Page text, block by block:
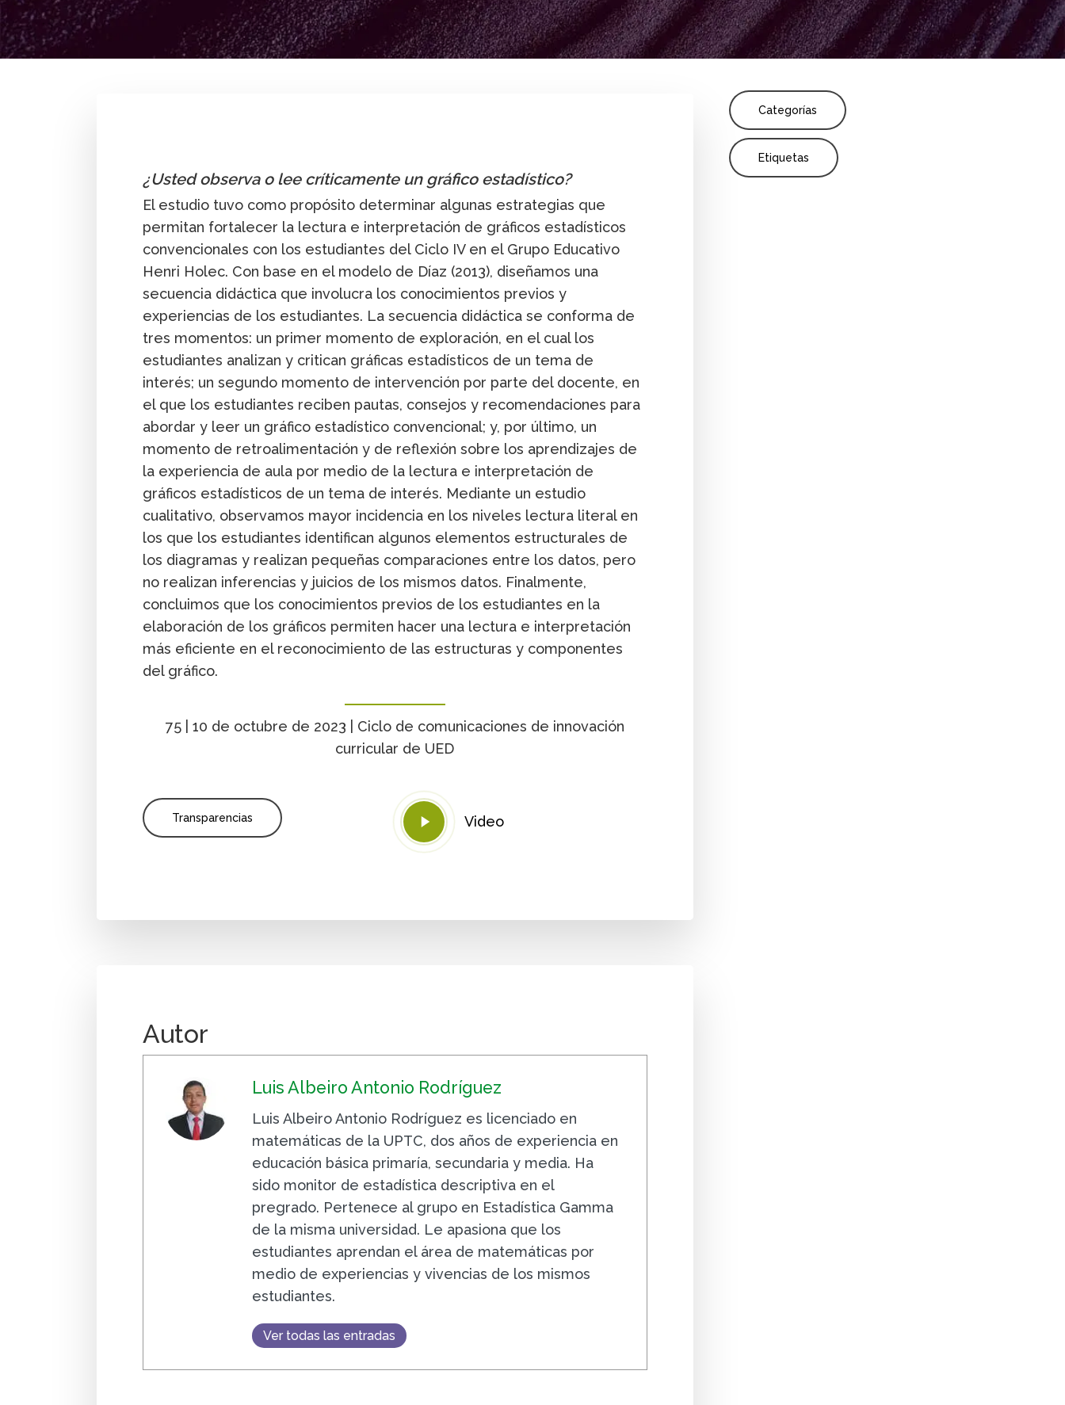
Share
¿Usted observa o lee críticamente un gráfico estadístico?
El estudio tuvo como propósito determinar algunas estrategias que
permitan fortalecer la lectura e interpretación de gráficos estadísticos
convencionales con los estudiantes del Ciclo IV en el Grupo Educativo
Henri Holec. Con base en el modelo de Díaz (2013), diseñamos una
secuencia didáctica que involucra los conocimientos previos y
experiencias de los estudiantes. La secuencia didáctica se conforma de
tres momentos: un primer momento de exploración, en el cual los
estudiantes analizan y critican gráficas estadísticos de un tema de
interés; un segundo momento de intervención por parte del docente, en
el que los estudiantes reciben pautas, consejos y recomendaciones para
abordar y leer un gráfico estadístico convencional; y, por último, un
momento de retroalimentación y de reflexión sobre los aprendizajes de
la experiencia de aula por medio de la lectura e interpretación de
gráficos estadísticos de un tema de interés. Mediante un estudio
cualitativo, observamos mayor incidencia en los niveles lectura literal en
los que los estudiantes identifican algunos elementos estructurales de
los diagramas y realizan pequeñas comparaciones entre los datos, pero
no realizan inferencias y juicios de los mismos datos. Finalmente,
concluimos que los conocimientos previos de los estudiantes en la
elaboración de los gráficos permiten hacer una lectura e interpretación
más eficiente en el reconocimiento de las estructuras y componentes
del gráfico.
75 | 10 de octubre de 2023 | Ciclo de comunicaciones de innovación
curricular de UED
Transparencias
Play
Video
Video
Autor
Luis Albeiro Antonio Rodríguez
Luis Albeiro Antonio Rodríguez es licenciado en
matemáticas de la UPTC, dos años de experiencia en
educación básica primaría, secundaria y media. Ha
sido monitor de estadística descriptiva en el
pregrado. Pertenece al grupo en Estadística Gamma
de la misma universidad. Le apasiona que los
estudiantes aprendan el área de matemáticas por
medio de experiencias y vivencias de los mismos
estudiantes.
Ver todas las entradas
Categorías
Etiquetas